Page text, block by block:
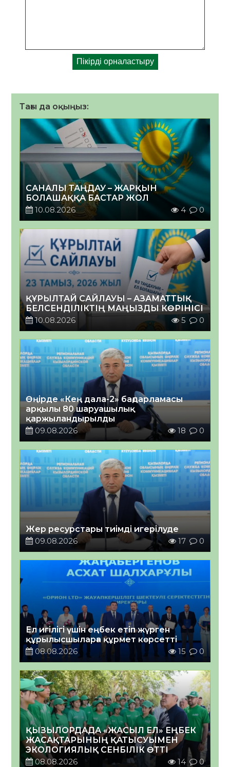
Тағы да оқыңыз:
САНАЛЫ ТАҢДАУ – ЖАРҚЫН
БОЛАШАҚҚА БАСТАР ЖОЛ
10.08.2026
4 0
ҚҰРЫЛТАЙ САЙЛАУЫ – АЗАМАТТЫҚ
БЕЛСЕНДІЛІКТІҢ МАҢЫЗДЫ КӨРІНІСІ
10.08.2026
5 0
Өңірде «Кең дала-2» бағдарламасы
арқылы 80 шаруашылық
қаржыландырылды
09.08.2026
18 0
Жер ресурстары тиімді игерілуде
09.08.2026
17 0
Ел игілігі үшін еңбек етіп жүрген
құрылысшыларға құрмет көрсетті
08.08.2026
15 0
ҚЫЗЫЛОРДАДА «ЖАСЫЛ ЕЛ» ЕҢБЕК
ЖАСАҚТАРЫНЫҢ ҚАТЫСУЫМЕН
ЭКОЛОГИЯЛЫҚ СЕНБІЛІК ӨТТІ
08.08.2026
14 0